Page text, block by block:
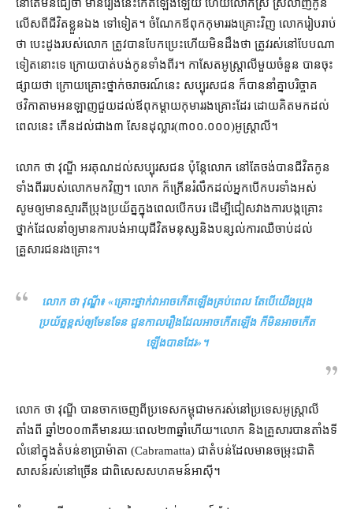
នៅតែ​មិន​ជឿ​ថា មាន​រឿង​នេះ​កើតឡើង​ឡើយ ហើយ​លោកស្រី ស្រលាញ់​កូន​
លើស​ពី​ជីវិត​ខ្លួនឯង ទៅទៀត​។ ចំណែក​ឪពុក​កុមារ​រងគ្រោះ​វិញ លោក​រៀបរាប់​
ថា បេះដូង​របស់​លោក ត្រូវ​បាន​បែក​ប្រេះ​ហើយ​មិនដឹង​ថា ត្រូវ​រស់នៅ​បែប​ណា​
ទៀត​នោះ​ទេ ក្រោយ​បាត់បង់​កូន​ទាំងពីរ។ កាសែត​អូស្ត្រាលី​មួយចំនួន បាន​ចុះ
ផ្សាយ​ថា ក្រោយ​គ្រោះថ្នាក់​ចរាចរណ៍​នេះ សប្បុរសជន ក៏បាន​នាំគ្នា​បរិច្ចាគ​
ថវិកា​តាម​អន​ឡាញ​ជួយ​ដល់​ឪពុក​ម្តាយ​កុមារ​រងគ្រោះ​ដែរ ដោយ​គិត​មកដល់
ពេលនេះ កើន​ដល់​ជាង​៣ សែន​ដុល្លារ​(៣០០.០០០)​អូស្ត្រាលី។
លោក ថា វុណ្ឌី អរគុណ​ដល់​សប្បុរស​ជន ប៉ុន្តែ​លោក នៅតែ​ចង់បាន​ជីវិត​កូន​
ទាំងពីរ​របស់​លោក​មក​វិញ​។ លោក ក៏​ក្រើនរំលឹក​ដល់​អ្នក​បើកប​រទាំង​អស់
សូម​ឲ្យ​មាន​ស្មារតី​ប្រុងប្រយ័ត្ន​ក្នុង​ពេល​បើកបរ ដើម្បី​ជៀសវាង​ការ​បង្ក​គ្រោះ
ថ្នាក់​ដែល​នាំ​ឲ្យ​មាន​ការ​បង់​អាយុជីវិត​មនុស្ស​និង​បន្សល់​ការឈឺចាប់​ដល់​
គ្រួសារ​ជនរងគ្រោះ។
លោក ថា វុណ្ឌី៖ «គ្រោះថ្នាក់​វា​អាច​កើតឡើង​គ្រប់ពេល តែបើ​យើង​ប្រុង
ប្រយ័ត្ន​ខ្ពស់​ឲ្យ​មែនទែន ជួនកាល​រឿង​ដែល​អាច​កើតឡើង ក៏​មិនអាច​កើត
ឡើង​បាន​ដែរ»។
លោក ថា វុ​ណ្ឌី បាន​ចាក​ចេញពី​ប្រទេស​កម្ពុជា​មក​រស់នៅ​ប្រទេស​អូស្ត្រាលី​
តាំងពី ឆ្នាំ​២០០៣​គឺ​មាន​រយៈពេល​២៣​ឆ្នាំ​ហើយ​។​លោក និង​គ្រួ​សារបាន​តាំងទី​
លំនៅ​ក្នុង​តំបន់​ខាប្រាម៉ាតា (Cabramatta) ជា​តំបន់​ដែល​មាន​ចម្រុះ​ជាតិ​
សាសន៍​រស់នៅ​ច្រើន ជាពិសេស​សហគមន៍​អាស៊ី។